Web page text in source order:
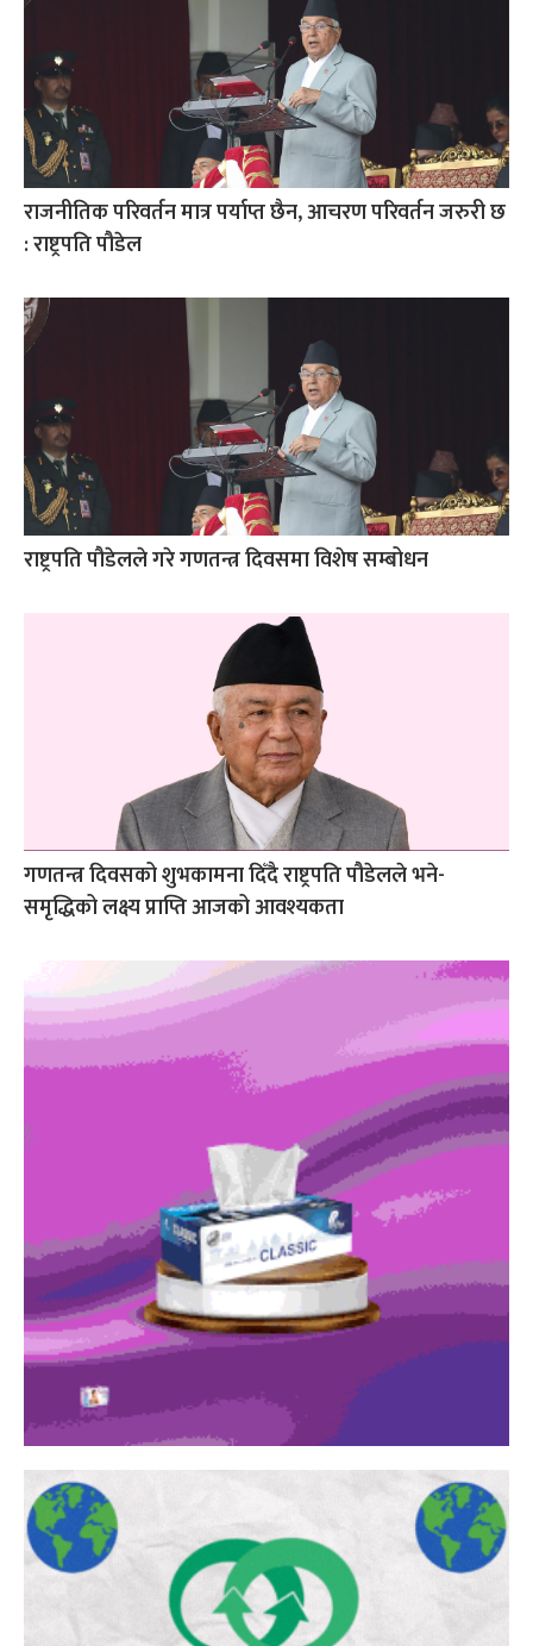
राजनीतिक परिवर्तन मात्र पर्याप्त छैन, आचरण परिवर्तन जरुरी छ
: राष्ट्रपति पौडेल
राष्ट्रपति पौडेलले गरे गणतन्त्र दिवसमा विशेष सम्बोधन
गणतन्त्र दिवसको शुभकामना दिँदै राष्ट्रपति पौडेलले भने-
समृद्धिको लक्ष्य प्राप्ति आजको आवश्यकता